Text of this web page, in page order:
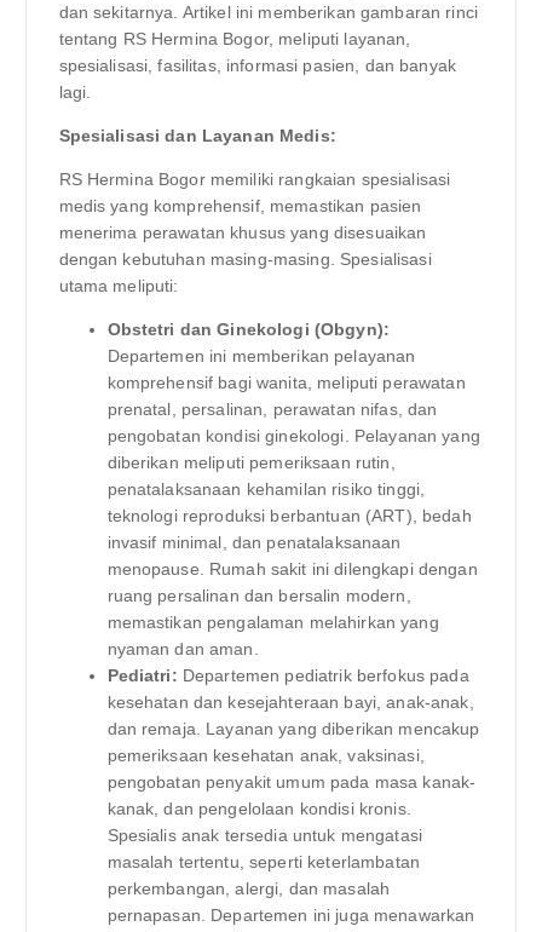
dan sekitarnya. Artikel ini memberikan gambaran rinci
tentang RS Hermina Bogor, meliputi layanan,
spesialisasi, fasilitas, informasi pasien, dan banyak
lagi.
Spesialisasi dan Layanan Medis:
RS Hermina Bogor memiliki rangkaian spesialisasi
medis yang komprehensif, memastikan pasien
menerima perawatan khusus yang disesuaikan
dengan kebutuhan masing-masing. Spesialisasi
utama meliputi:
Obstetri dan Ginekologi (Obgyn):
Departemen ini memberikan pelayanan
komprehensif bagi wanita, meliputi perawatan
prenatal, persalinan, perawatan nifas, dan
pengobatan kondisi ginekologi. Pelayanan yang
diberikan meliputi pemeriksaan rutin,
penatalaksanaan kehamilan risiko tinggi,
teknologi reproduksi berbantuan (ART), bedah
invasif minimal, dan penatalaksanaan
menopause. Rumah sakit ini dilengkapi dengan
ruang persalinan dan bersalin modern,
memastikan pengalaman melahirkan yang
nyaman dan aman.
Pediatri: Departemen pediatrik berfokus pada
kesehatan dan kesejahteraan bayi, anak-anak,
dan remaja. Layanan yang diberikan mencakup
pemeriksaan kesehatan anak, vaksinasi,
pengobatan penyakit umum pada masa kanak-
kanak, dan pengelolaan kondisi kronis.
Spesialis anak tersedia untuk mengatasi
masalah tertentu, seperti keterlambatan
perkembangan, alergi, dan masalah
pernapasan. Departemen ini juga menawarkan